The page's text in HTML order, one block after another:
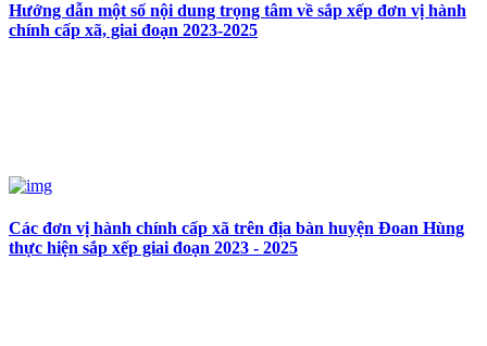
Hướng dẫn một số nội dung trọng tâm về sắp xếp đơn vị hành
chính cấp xã, giai đoạn 2023-2025
Các đơn vị hành chính cấp xã trên địa bàn huyện Đoan Hùng
thực hiện sắp xếp giai đoạn 2023 - 2025